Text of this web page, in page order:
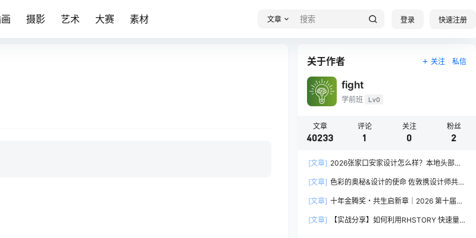
摄影 艺术 大赛 素材 文章 登录 快速注册
关于作者 关注 私信
fight
学前班 Lv0
文章
40233
评论
1
关注
0
粉丝
2
[文章] 2026张家口安家设计怎么样？本地头部全
[文章] 色彩的奥秘&设计的使命 佐敦携设计师共探
[文章] 十年金腾奖・共生启新章｜2026 第十届金
[文章]
【实战分享】如何利用RHSTORY 快速量